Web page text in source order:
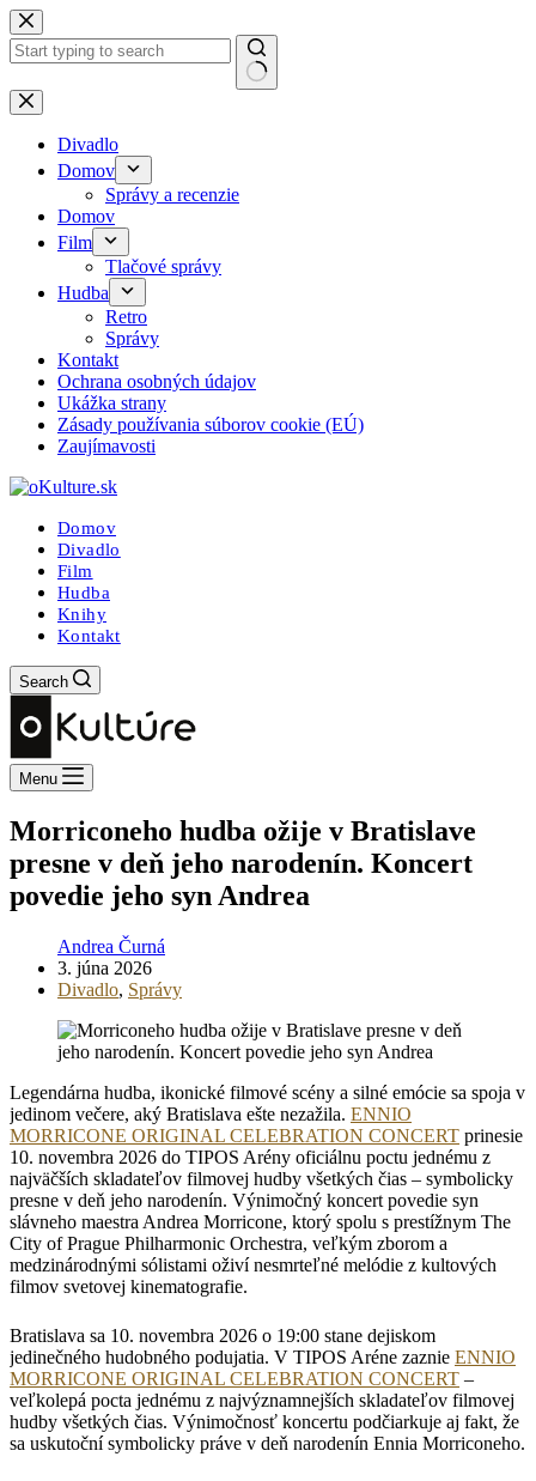
Skip
to
content
No
results
Divadlo
Domov
Správy a recenzie
Domov
Film
Tlačové správy
Hudba
Retro
Správy
Kontakt
Ochrana osobných údajov
Ukážka strany
Zásady používania súborov cookie (EÚ)
Zaujímavosti
Domov
Divadlo
Film
Hudba
Knihy
Kontakt
Search
Menu
Morriconeho hudba ožije v Bratislave
presne v deň jeho narodenín. Koncert
povedie jeho syn Andrea
Andrea Čurná
3. júna 2026
Divadlo, Správy
Legendárna hudba, ikonické filmové scény a silné emócie sa spoja v
jedinom večere, aký Bratislava ešte nezažila. ENNIO
MORRICONE ORIGINAL CELEBRATION CONCERT prinesie
10. novembra 2026 do TIPOS Arény oficiálnu poctu jednému z
najväčších skladateľov filmovej hudby všetkých čias – symbolicky
presne v deň jeho narodenín. Výnimočný koncert povedie syn
slávneho maestra Andrea Morricone, ktorý spolu s prestížnym The
City of Prague Philharmonic Orchestra, veľkým zborom a
medzinárodnými sólistami oživí nesmrteľné melódie z kultových
filmov svetovej kinematografie.
Bratislava sa 10. novembra 2026 o 19:00 stane dejiskom
jedinečného hudobného podujatia. V TIPOS Aréne zaznie ENNIO
MORRICONE ORIGINAL CELEBRATION CONCERT –
veľkolepá pocta jednému z najvýznamnejších skladateľov filmovej
hudby všetkých čias. Výnimočnosť koncertu podčiarkuje aj fakt, že
sa uskutoční symbolicky práve v deň narodenín Ennia Morriconeho.